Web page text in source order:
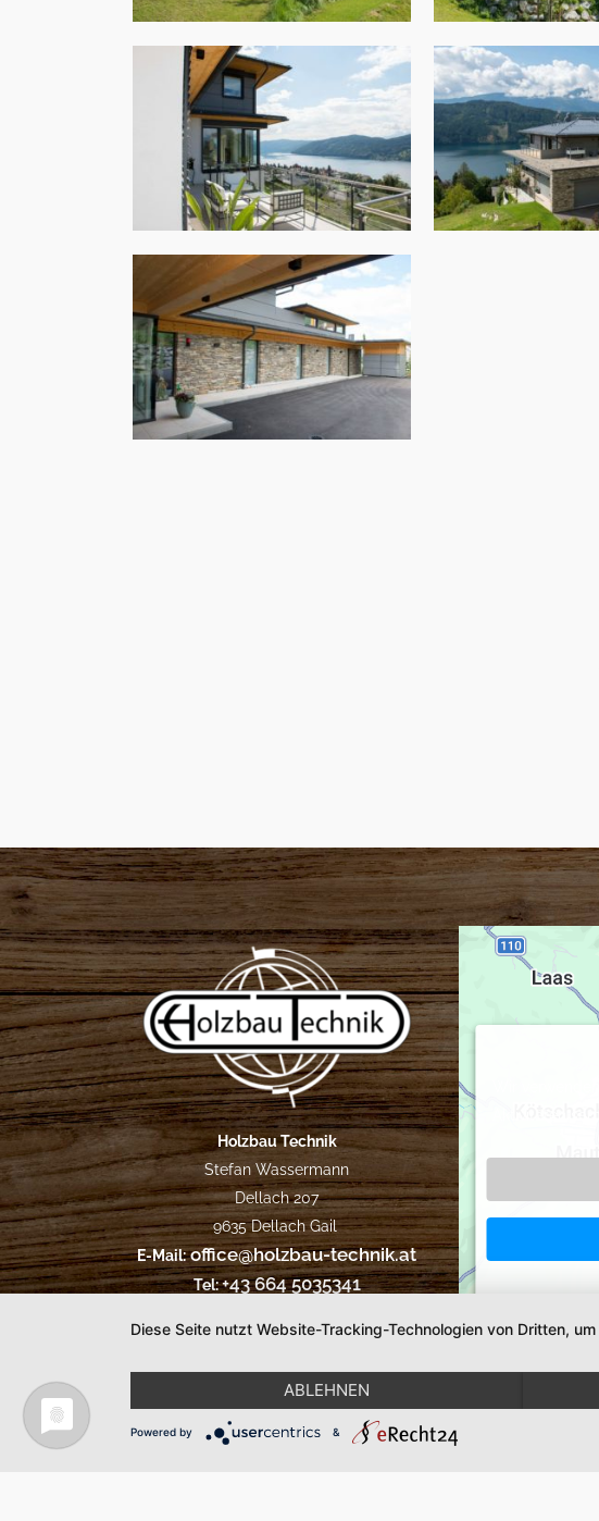
Holzbau Technik
Stefan Wassermann
Dellach 207
9635 Dellach Gail
E-Mail:office@holzbau-technik.at
Tel:+43 664 5035341
Impressum Datenschutz
creativomedia
Diese Seite nutzt Website-Tracking-Technologien von Dritten,
ABLEHNEN
Powered by &